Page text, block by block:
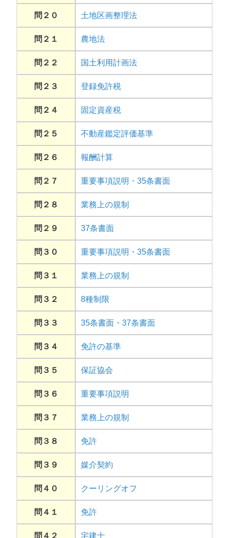
問２０ 土地区画整理法
問２１ 農地法
問２２ 国土利用計画法
問２３ 登録免許税
問２４ 固定資産税
問２５ 不動産鑑定評価基準
問２６ 報酬計算
問２７ 重要事項説明・35条書面
問２８ 業務上の規制
問２９ 37条書面
問３０ 重要事項説明・35条書面
問３１ 業務上の規制
問３２ 8種制限
問３３ 35条書面・37条書面
問３４ 免許の基準
問３５ 保証協会
問３６ 重要事項説明
問３７ 業務上の規制
問３８ 免許
問３９ 媒介契約
問４０ クーリングオフ
問４１ 免許
問４２ 宅建士